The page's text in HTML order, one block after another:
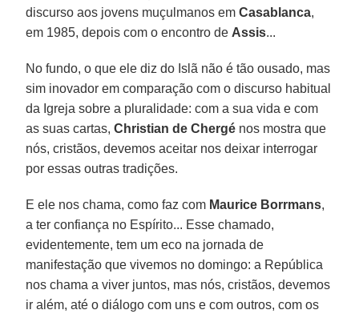
discurso aos jovens muçulmanos emCasablanca,
em 1985, depois com o encontro de Assis...
No fundo, o que ele diz do Islã não é tão ousado, mas
sim inovador em comparação com o discurso habitual
da Igreja sobre a pluralidade: com a sua vida e com
as suas cartas,Christian de Chergé nos mostra que
nós, cristãos, devemos aceitar nos deixar interrogar
por essas outras tradições.
E ele nos chama, como faz com Maurice Borrmans,
a ter confiança no Espírito... Esse chamado,
evidentemente, tem um eco na jornada de
manifestação que vivemos no domingo: a República
nos chama a viver juntos, mas nós, cristãos, devemos
ir além, até o diálogo com uns e com outros, com os